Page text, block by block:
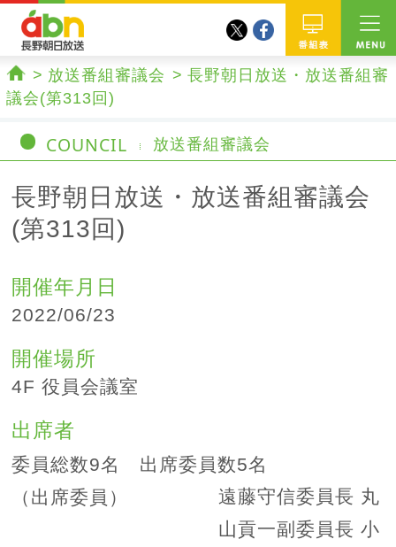
番組
twitterfacebook
ホーム
放送番組審議会
長野朝日放送・放送番組審
議会(第313回)
COUNCIL 放送番組審議会
長野朝日放送・放送番組審議会
(第313回)
開催年月日
2022/06/23
開催場所
4F 役員会議室
出席者
委員総数9名 出席委員数5名
（出席委員）
遠藤守信委員長 丸
山貢一副委員長 小